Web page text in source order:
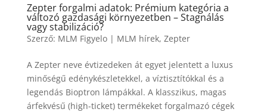
Zepter forgalmi adatok: Prémium kategória a
változó gazdasági környezetben – Stagnálás
vagy stabilizáció?
Szerző: MLM Figyelo| MLM hírek, Zepter
A Zepter neve évtizedeken át egyet jelentett a luxus
minőségű edénykészletekkel, a víztisztítókkal és a
legendás Bioptron lámpákkal. A klasszikus, magas
árfekvésű (high-ticket) termékeket forgalmazó cégek